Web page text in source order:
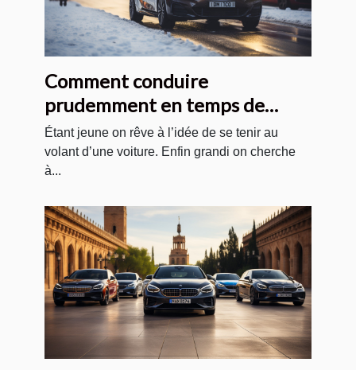
Comment conduire
prudemment en temps de
neige ?
Étant jeune on rêve à l’idée de se tenir au
volant d’une voiture. Enfin grandi on cherche
à...